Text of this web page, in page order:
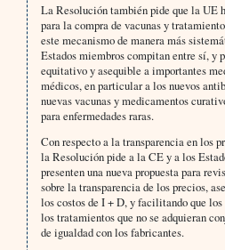
La Resolución también pide que la UE
para la compra de vacunas y
este mecanismo de manera más
Estados miembros compitan entre sí, y
equitativo y asequible a importantes
médicos, en particular a los nuevos
nuevas vacunas y medicamentos
para enfermedades raras.
Con respecto a la transparencia en los
la Resolución pide a la CE y a los
presenten una nueva propuesta para
sobre la transparencia de los precios,
los costos de I + D, y facilitando que
los tratamientos que no se adquieran
de igualdad con los fabricantes.